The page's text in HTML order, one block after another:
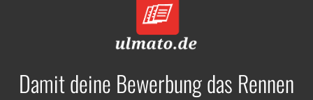
Damit deine Bewerbung das Rennen